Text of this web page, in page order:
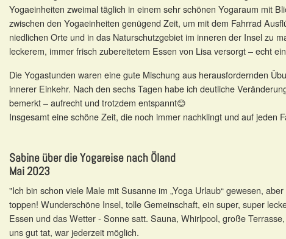
Yogaeinheiten zweimal täglich in einem sehr schönen Yogaraum mit
zwischen den Yogaeinheiten genügend Zeit, um mit dem Fahrrad
niedlichen Orte und in das Naturschutzgebiet im inneren der Insel zu
leckerem, immer frisch zubereitetem Essen von Lisa versorgt – echt
Die Yogastunden waren eine gute Mischung aus herausfordernden
innerer Einkehr. Nach den sechs Tagen habe ich deutliche
bemerkt – aufrecht und trotzdem entspannt😊
Insgesamt eine schöne Zeit, die noch immer nachklingt und auf jeden
Sabine über die Yogareise nach Öland
Mai 2023
"Ich bin schon viele Male mit Susanne im „Yoga Urlaub“ gewesen,
toppen! Wunderschöne Insel, tolle Gemeinschaft, ein super, super
Essen und das Wetter - Sonne satt. Sauna, Whirlpool, große
uns gut tat, war jederzeit möglich.